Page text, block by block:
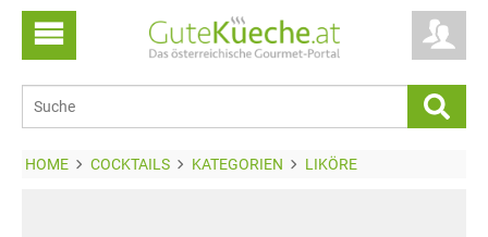
HOME COCKTAILS KATEGORIEN LIKÖRE